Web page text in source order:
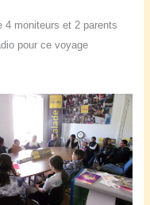
4 moniteurs et 2 parents
pour ce voyage